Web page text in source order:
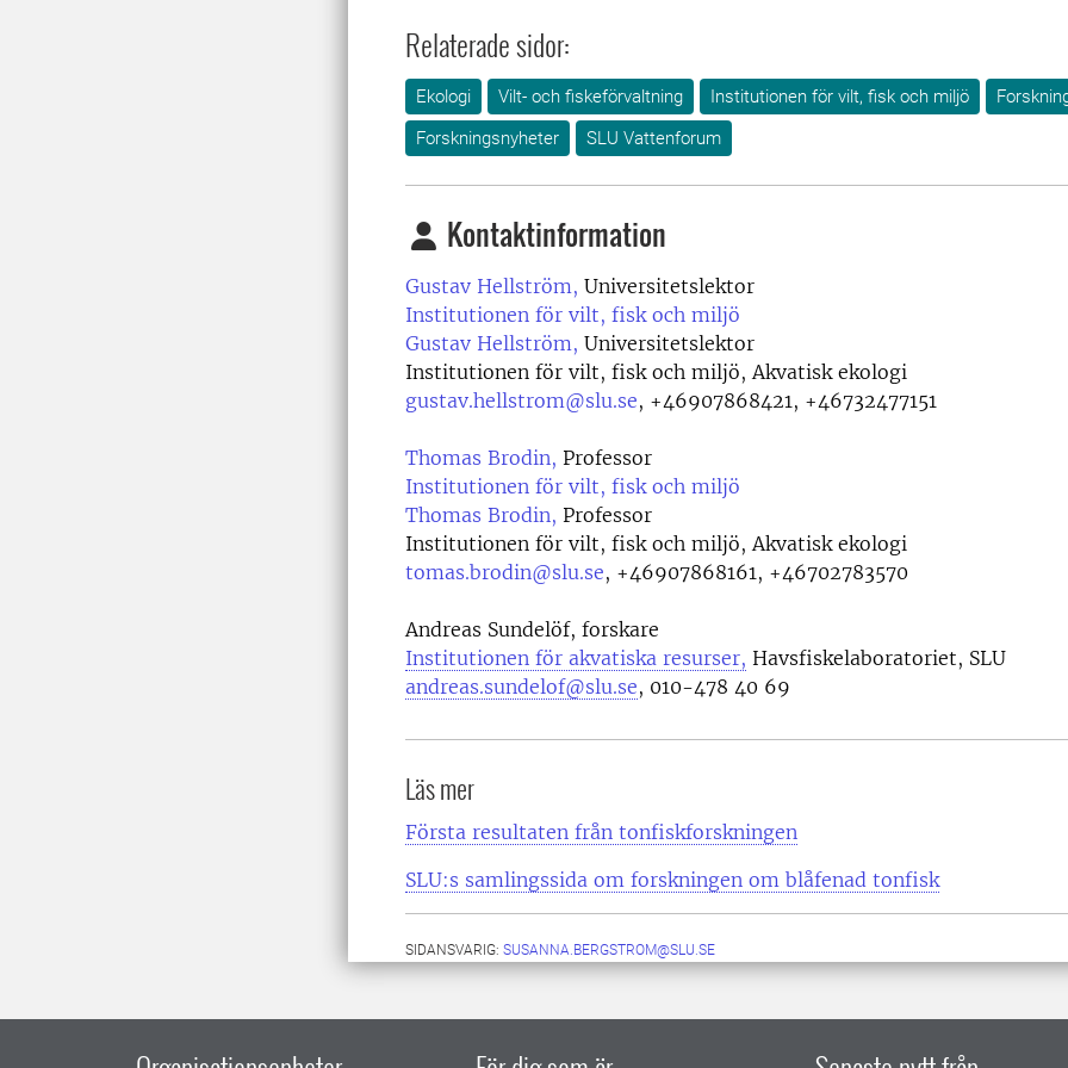
Relaterade sidor:
Ekologi Vilt- och fiskeförvaltning Institutionen för vilt, fisk och miljö
Forskningsnyheter
SLU Vattenforum
Kontaktinformation
Gustav Hellström, Universitetslektor
Institutionen för vilt, fisk och miljö
Gustav Hellström, Universitetslektor
Institutionen för vilt, fisk och miljö, Akvatisk ekologi
gustav.hellstrom@slu.se, +46907868421, +46732477151
Thomas Brodin, Professor
Institutionen för vilt, fisk och miljö
Thomas Brodin, Professor
Institutionen för vilt, fisk och miljö, Akvatisk ekologi
tomas.brodin@slu.se, +46907868161, +46702783570
Andreas Sundelöf, forskare
Institutionen för akvatiska resurser, Havsfiskelaboratoriet, SLU
andreas.sundelof@slu.se, 010-478 40 69
Läs mer
Första resultaten från tonfiskforskningen
SLU:s samlingssida om forskningen om blåfenad tonfisk
SIDANSVARIG: SUSANNA.BERGSTROM@SLU.SE